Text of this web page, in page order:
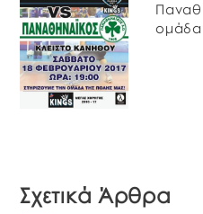
ομάδα
Σχετικά Άρθρα